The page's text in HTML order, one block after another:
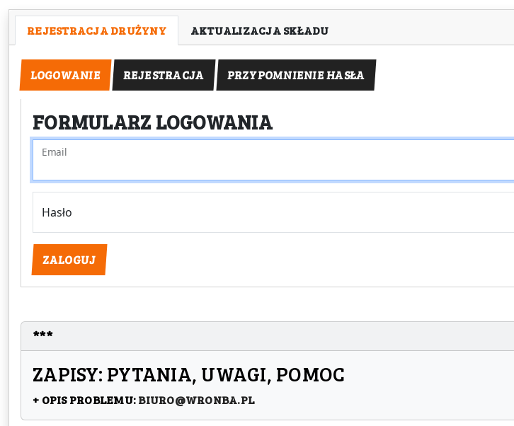
REJESTRACJA DRUŻYNY AKTUALIZACJA SKŁADU
LOGOWANIE REJESTRACJA PRZYPOMNIENIE HASŁA
FORMULARZ LOGOWANIA
Email
Hasło
ZALOGUJ
***
ZAPISY: PYTANIA, UWAGI, POMOC
+ OPIS PROBLEMU:BIURO@WRONBA.PL